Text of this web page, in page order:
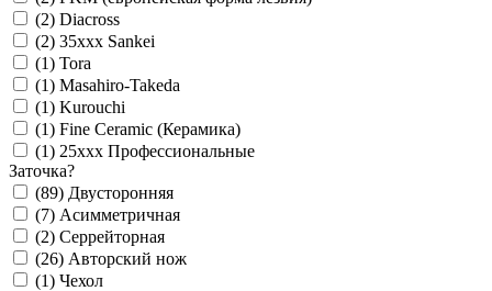
(2) Diacross
(2) 35xxx Sankei
(1) Tora
(1) Masahiro-Takeda
(1) Kurouchi
(1) Fine Ceramic (Керамика)
(1) 25xxx Профессиональные
Заточка?
(89) Двусторонняя
(7) Асимметричная
(2) Серрейторная
(26) Авторский нож
(1) Чехол